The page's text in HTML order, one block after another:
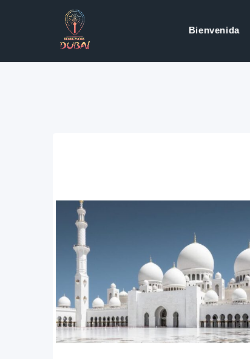
Bienvenida